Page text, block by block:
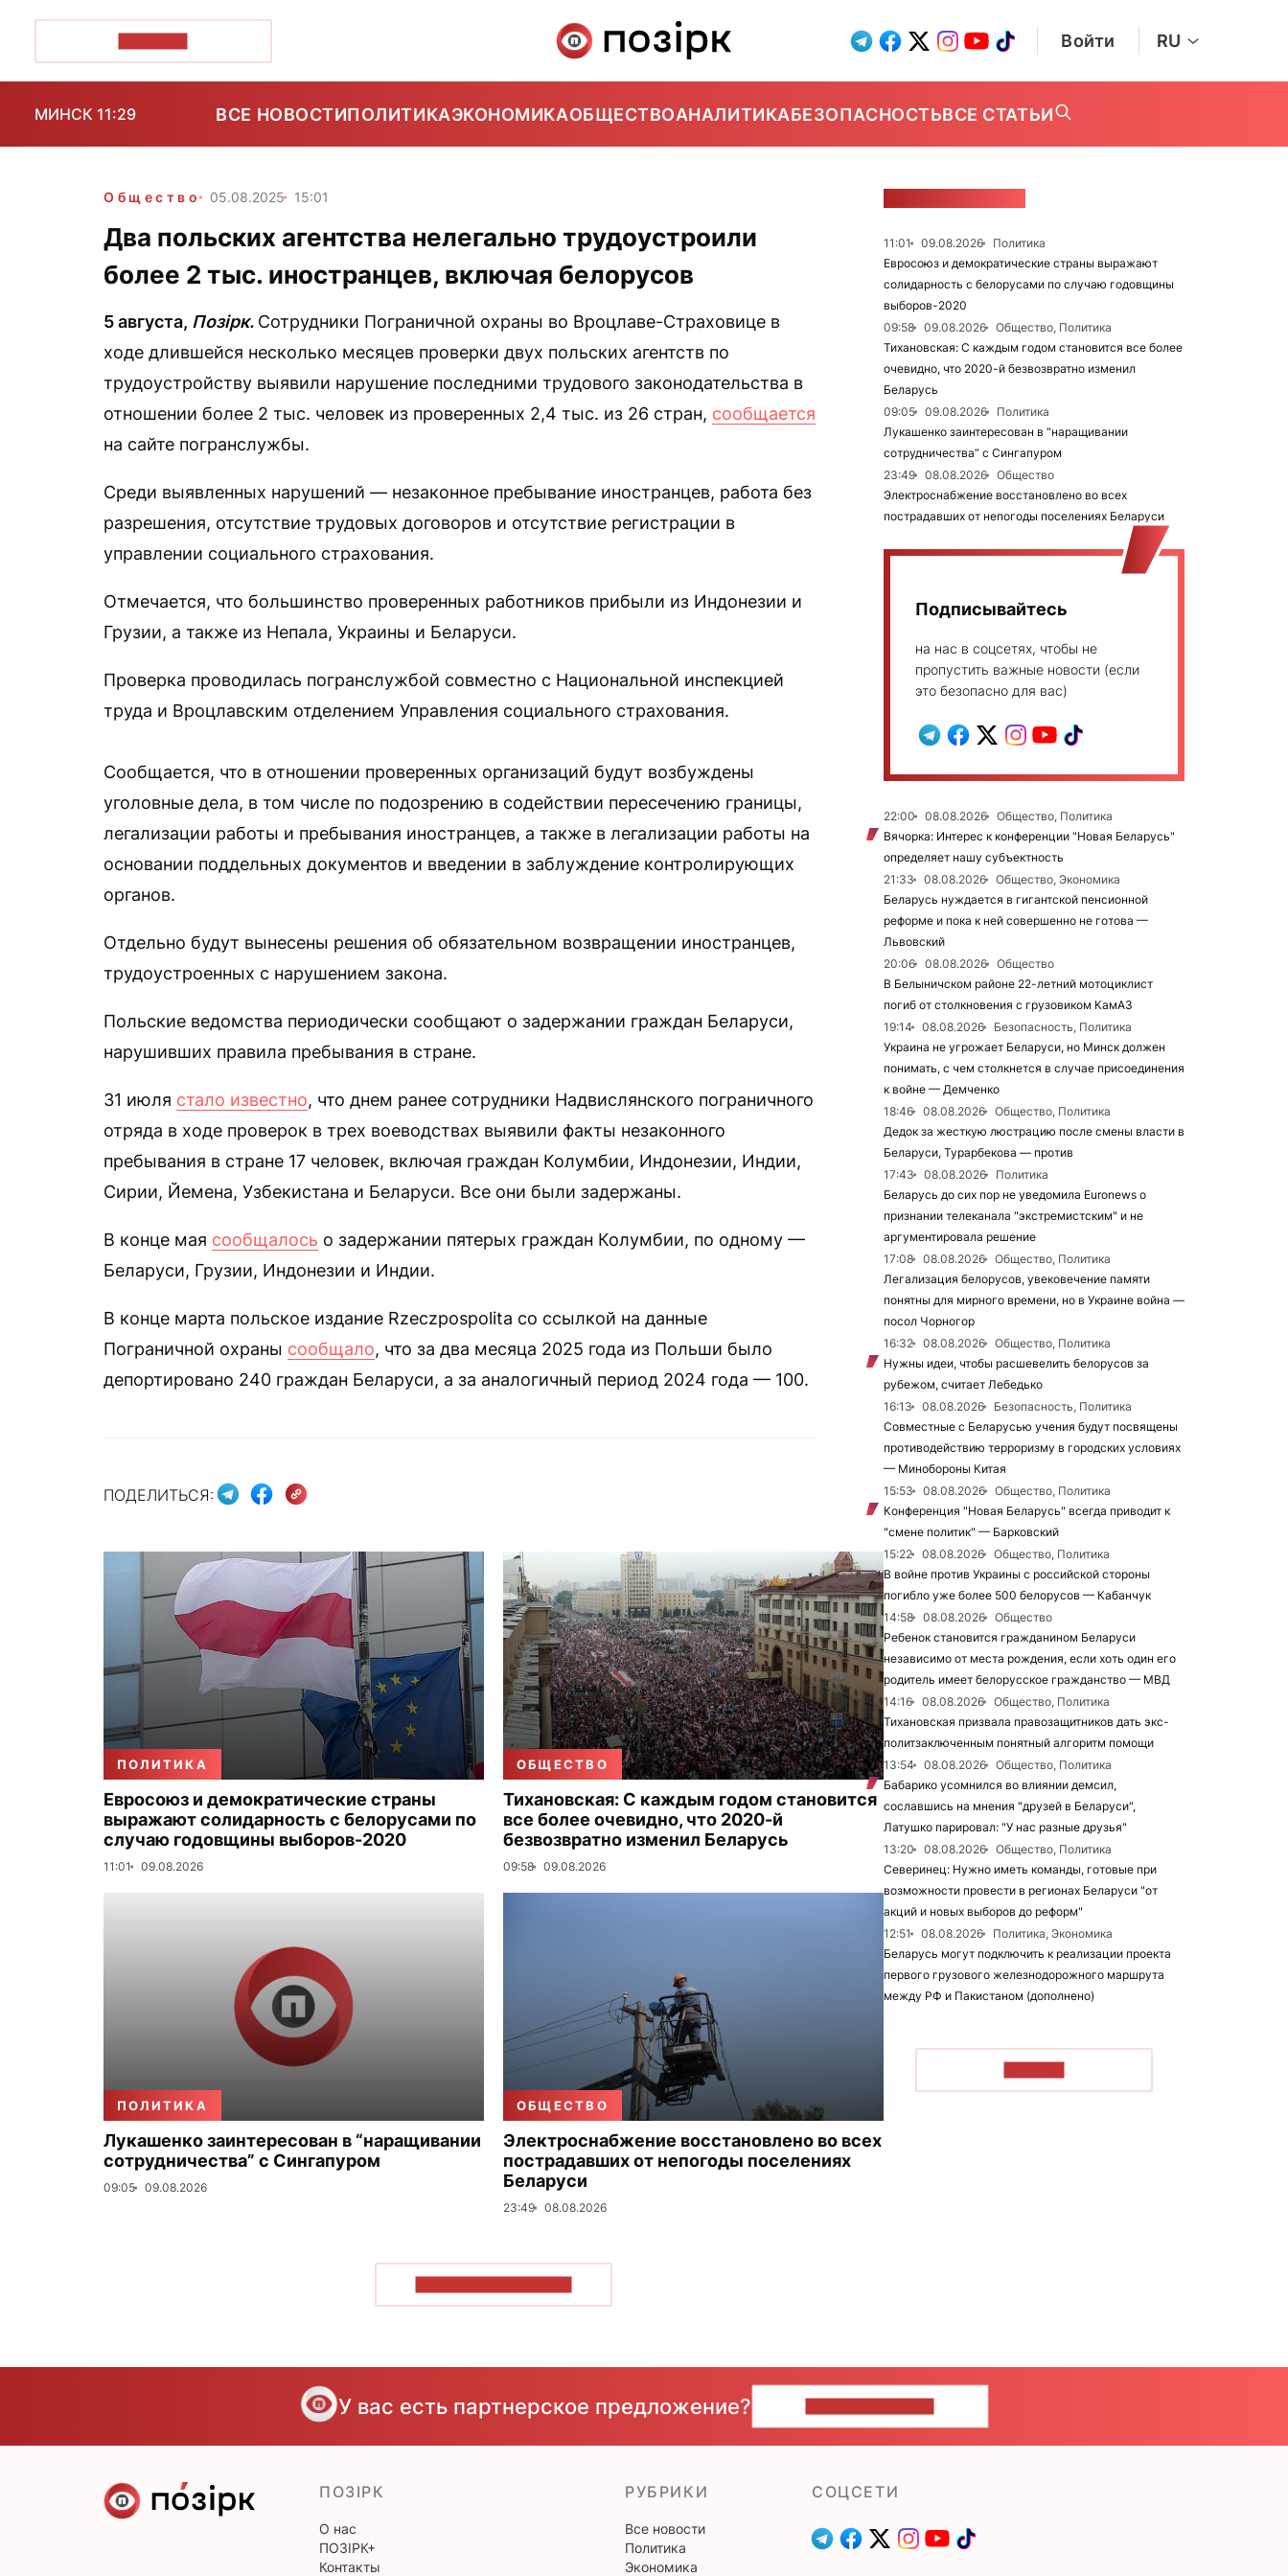
Войти RU
МИНСК 11:29 ВСЕ НОВОСТИПОЛИТИКАЭКОНОМИКАОБЩЕСТВОАНАЛИТИКАБЕЗОПАСНОСТЬВСЕ СТАТЬИ
Общество 05.08.2025 15:01
Два польских агентства нелегально трудоустроили
более 2 тыс. иностранцев, включая белорусов
5 августа, Позірк. Сотрудники Пограничной охраны во Вроцлаве-Страховице в
ходе длившейся несколько месяцев проверки двух польских агентств по
трудоустройству выявили нарушение последними трудового законодательства в
отношении более 2 тыс. человек из проверенных 2,4 тыс. из 26 стран, сообщается
на сайте погранслужбы.
Среди выявленных нарушений — незаконное пребывание иностранцев, работа без
разрешения, отсутствие трудовых договоров и отсутствие регистрации в
управлении социального страхования.
Отмечается, что большинство проверенных работников прибыли из Индонезии и
Грузии, а также из Непала, Украины и Беларуси.
Проверка проводилась погранслужбой совместно с Национальной инспекцией
труда и Вроцлавским отделением Управления социального страхования.
Сообщается, что в отношении проверенных организаций будут возбуждены
уголовные дела, в том числе по подозрению в содействии пересечению границы,
легализации работы и пребывания иностранцев, а также в легализации работы на
основании поддельных документов и введении в заблуждение контролирующих
органов.
Отдельно будут вынесены решения об обязательном возвращении иностранцев,
трудоустроенных с нарушением закона.
Польские ведомства периодически сообщают о задержании граждан Беларуси,
нарушивших правила пребывания в стране.
31 июля стало известно, что днем ранее сотрудники Надвислянского пограничного
отряда в ходе проверок в трех воеводствах выявили факты незаконного
пребывания в стране 17 человек, включая граждан Колумбии, Индонезии, Индии,
Сирии, Йемена, Узбекистана и Беларуси. Все они были задержаны.
В конце мая сообщалось о задержании пятерых граждан Колумбии, по одному —
Беларуси, Грузии, Индонезии и Индии.
В конце марта польское издание Rzeczpospolita со ссылкой на данные
Пограничной охраны сообщало, что за два месяца 2025 года из Польши было
депортировано 240 граждан Беларуси, а за аналогичный период 2024 года — 100.
ПОДЕЛИТЬСЯ:
ПОЛИТИКА
Евросоюз и демократические страны
выражают солидарность с белорусами по
случаю годовщины выборов-2020
11:01 09.08.2026
ОБЩЕСТВО
Тихановская: С каждым годом становится
все более очевидно, что 2020-й
безвозвратно изменил Беларусь
09:58 09.08.2026
ПОЛИТИКА
Лукашенко заинтересован в “наращивании
сотрудничества” с Сингапуром
09:05 09.08.2026
ОБЩЕСТВО
Электроснабжение восстановлено во всех
пострадавших от непогоды поселениях
Беларуси
23:49 08.08.2026
11:01 09.08.2026
Политика
Евросоюз и демократические страны выражают
солидарность с белорусами по случаю годовщины
выборов-2020
09:58
09.08.2026
Общество, Политика
Тихановская: С каждым годом становится все более
очевидно, что 2020-й безвозвратно изменил
Беларусь
09:05
09.08.2026
Политика
Лукашенко заинтересован в “наращивании
сотрудничества” с Сингапуром
23:49
08.08.2026
Общество
Электроснабжение восстановлено во всех
пострадавших от непогоды поселениях Беларуси
Подписывайтесь
на нас в соцсетях, чтобы не
пропустить важные новости (если
это безопасно для вас)
22:00 08.08.2026
Общество, Политика
Вячорка: Интерес к конференции "Новая Беларусь"
определяет нашу субъектность
21:33
08.08.2026
Общество, Экономика
Беларусь нуждается в гигантской пенсионной
реформе и пока к ней совершенно не готова —
Львовский
20:06
08.08.2026
Общество
В Белыничском районе 22-летний мотоциклист
погиб от столкновения с грузовиком КамАЗ
19:14
08.08.2026
Безопасность, Политика
Украина не угрожает Беларуси, но Минск должен
понимать, с чем столкнется в случае присоединения
к войне — Демченко
18:46
08.08.2026
Общество, Политика
Дедок за жесткую люстрацию после смены власти в
Беларуси, Турарбекова — против
17:43
08.08.2026
Политика
Беларусь до сих пор не уведомила Euronews о
признании телеканала "экстремистским" и не
аргументировала решение
17:08
08.08.2026
Общество, Политика
Легализация белорусов, увековечение памяти
понятны для мирного времени, но в Украине война —
посол Чорногор
16:32
08.08.2026
Общество, Политика
Нужны идеи, чтобы расшевелить белорусов за
рубежом, считает Лебедько
16:13
08.08.2026
Безопасность, Политика
Совместные с Беларусью учения будут посвящены
противодействию терроризму в городских условиях
— Минобороны Китая
15:53
08.08.2026
Общество, Политика
Конференция "Новая Беларусь" всегда приводит к
"смене политик" — Барковский
15:22
08.08.2026
Общество, Политика
В войне против Украины с российской стороны
погибло уже более 500 белорусов — Кабанчук
14:58
08.08.2026
Общество
Ребенок становится гражданином Беларуси
независимо от места рождения, если хоть один его
родитель имеет белорусское гражданство — МВД
14:16
08.08.2026
Общество, Политика
Тихановская призвала правозащитников дать экс-
политзаключенным понятный алгоритм помощи
13:54
08.08.2026
Общество, Политика
Бабарико усомнился во влиянии демсил,
сославшись на мнения "друзей в Беларуси",
Латушко парировал: "У нас разные друзья"
13:20
08.08.2026
Общество, Политика
Северинец: Нужно иметь команды, готовые при
возможности провести в регионах Беларуси "от
акций и новых выборов до реформ"
12:51
08.08.2026
Политика, Экономика
Беларусь могут подключить к реализации проекта
первого грузового железнодорожного маршрута
между РФ и Пакистаном (дополнено)
У вас есть партнерское предложение?
ПОЗІРК
О нас
ПОЗІРК+
Контакты
РУБРИКИ
Все новости
Политика
Экономика
CОЦСЕТИ